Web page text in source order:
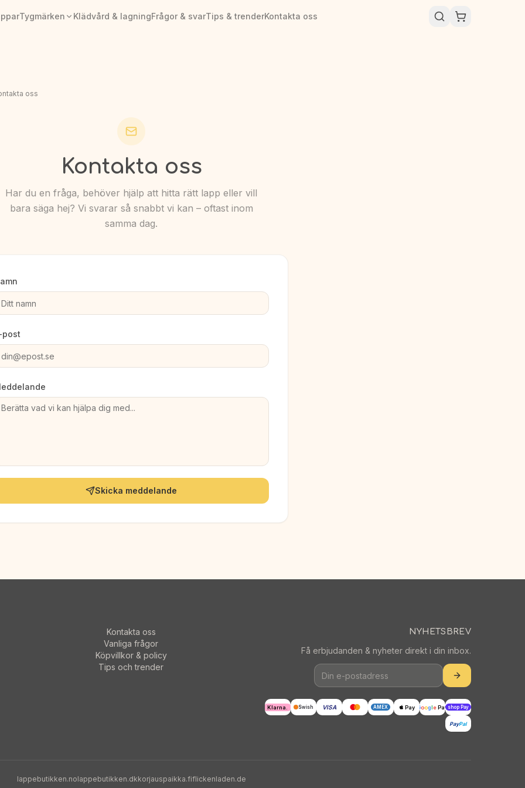
Tygmärken Klädvård & lagningFrågor & svarTips & trenderKontakta oss
oss
Kontakta oss
Har du en fråga, behöver hjälp att hitta rätt lapp eller vill
bara säga hej? Vi svarar så snabbt vi kan – oftast inom
samma dag.
post
Skicka meddelande
Kontakta oss
Vanliga frågor
Köpvillkor & policy
Tips och trender
NYHETSBREV
Få erbjudanden & nyheter direkt i din inbox.
Klarna. Swish VISA AMEX Pay Google Pay shop Pay
PayPal
lappebutikken.nolappebutikken.dkkorjauspaikka.fiflickenladen.de